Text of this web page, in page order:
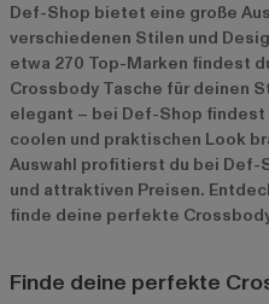
Def-Shop bietet eine große
verschiedenen Stilen und
etwa 270 Top-Marken findest
Crossbody Tasche für deinen
elegant – bei Def-Shop findest
coolen und praktischen Look
Auswahl profitierst du bei Def-
und attraktiven Preisen.
finde deine perfekte
Finde deine perfekte